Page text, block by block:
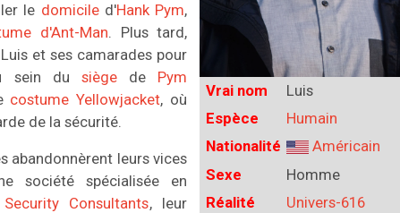
Vrai nom
Luis
Espèce
Humain
Nationalité
Américain
Sexe
Homme
Réalité
Univers-616
le domiciled'Hank Pym,
d'Ant-Man. Plus tard,
et ses camarades pour
sein du siègede Pym
costume Yellowjacket, où
de la sécurité.
abandonnèrent leurs vices
société spécialisée en
Consultants, leur